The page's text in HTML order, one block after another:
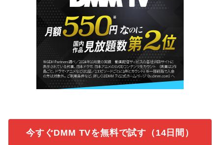
今すぐDMM TVを無料で試す（14日間）